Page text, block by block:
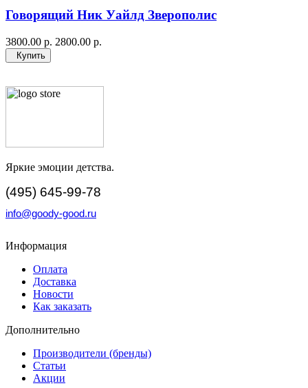
Говорящий Ник Уайлд Зверополис
3800.00 р. 2800.00 р.
Купить
Яркие эмоции детства.
(495) 645-99-78
info@goody-good.ru
Информация
Оплата
Доставка
Новости
Как заказать
Дополнительно
Производители (бренды)
Статьи
Акции